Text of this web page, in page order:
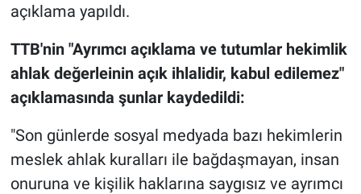
açıklama yapıldı.
TTB'nin "Ayrımcı açıklama ve tutumlar hekimlik
ahlak değerleinin açık ihlalidir, kabul edilemez"
açıklamasında şunlar kaydedildi:
"Son günlerde sosyal medyada bazı hekimlerin
meslek ahlak kuralları ile bağdaşmayan, insan
onuruna ve kişilik haklarına saygısız ve ayrımcı